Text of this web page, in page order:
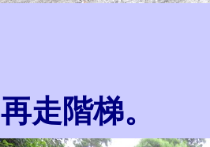
再走階梯。